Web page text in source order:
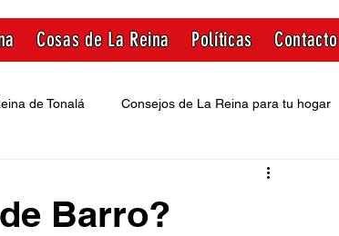
Cosas de La Reina Políticas Contacto
de Tonalá Consejos de La Reina para tu hogar
Barro?